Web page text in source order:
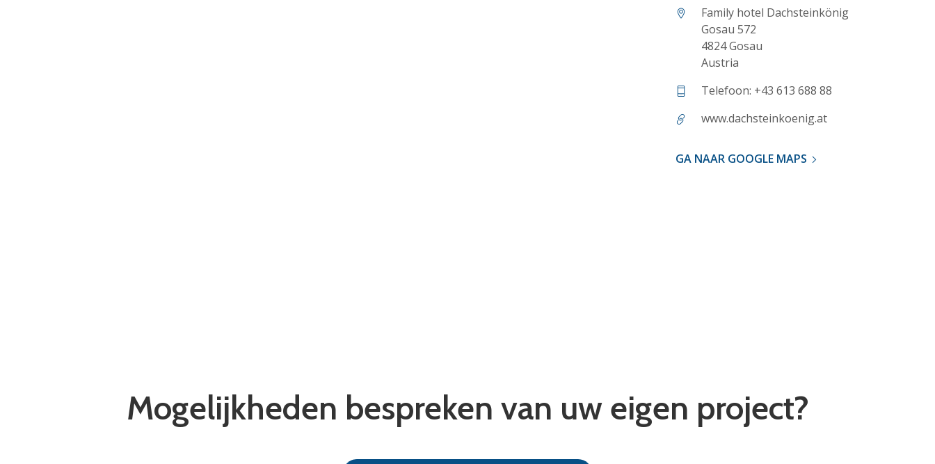
Family hotel Dachsteinkönig
Gosau 572
4824 Gosau
Austria
Telefoon: +43 613 688 88
www.dachsteinkoenig.at
GA NAAR GOOGLE MAPS
Mogelijkheden bespreken van uw eigen project?